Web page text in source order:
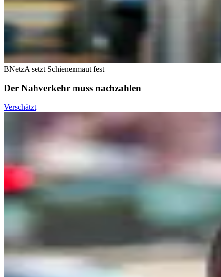
BNetzA setzt Schienenmaut fest
Der Nahverkehr muss nachzahlen
Verschätzt